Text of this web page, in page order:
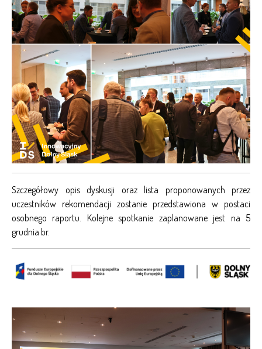
Szczegółowy opis dyskusji oraz lista proponowanych przez
uczestników rekomendacji zostanie przedstawiona w postaci
osobnego raportu. Kolejne spotkanie zaplanowane jest na 5
grudnia br.